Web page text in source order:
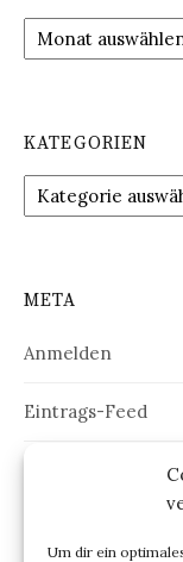
Um dir ein
Archiv
KATEGORIEN
Kategorien
META
Anmelden
Eintrags-Feed
Kommentar-Feed